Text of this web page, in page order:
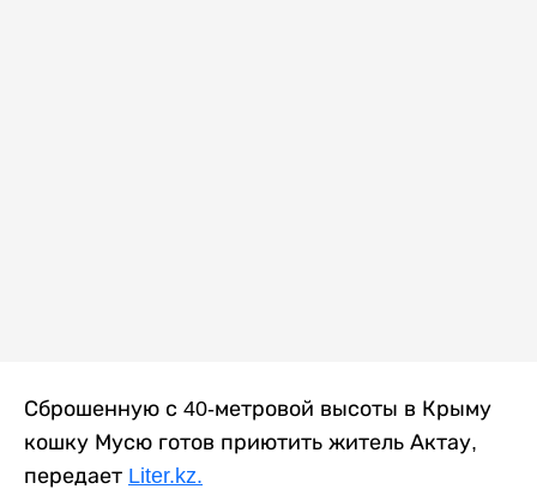
Сброшенную с 40-метровой высоты в Крыму
кошку Мусю готов приютить житель Актау,
передает Liter.kz.